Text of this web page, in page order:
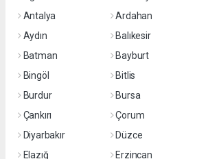
Antalya
Ardahan
Aydın
Balıkesir
Batman
Bayburt
Bingöl
Bitlis
Burdur
Bursa
Çankırı
Çorum
Diyarbakır
Düzce
Elazığ
Erzincan